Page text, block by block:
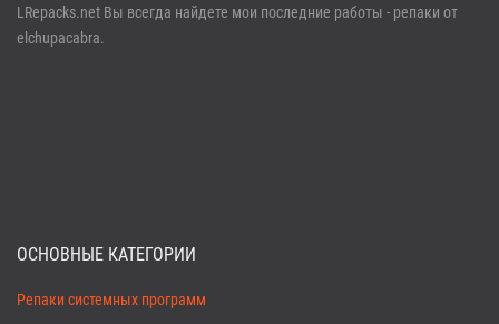
LRepacks.net Вы всегда найдете мои последние работы - репаки от
elchupacabra.
ОСНОВНЫЕ КАТЕГОРИИ
Репаки системных программ